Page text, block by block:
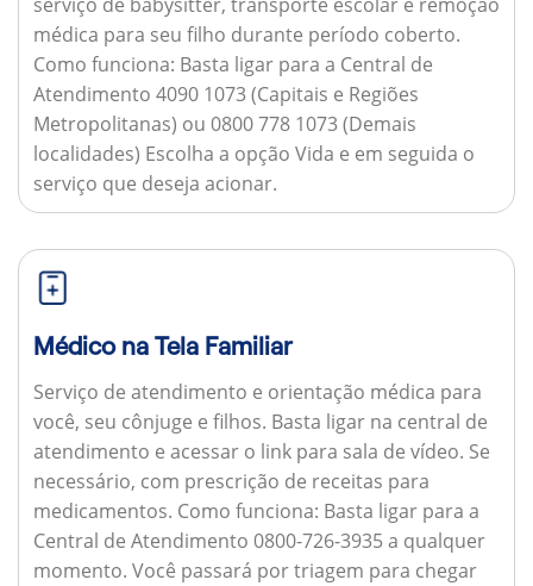
médica para seu filho durante período coberto.
Como funciona: Basta ligar para a Central de
Atendimento 4090 1073 (Capitais e Regiões
Metropolitanas) ou 0800 778 1073 (Demais
localidades) Escolha a opção Vida e em seguida o
serviço que deseja acionar.
Médico na Tela Familiar
Serviço de atendimento e orientação médica para
você, seu cônjuge e filhos. Basta ligar na central de
atendimento e acessar o link para sala de vídeo. Se
necessário, com prescrição de receitas para
medicamentos. Como funciona: Basta ligar para a
Central de Atendimento 0800-726-3935 a qualquer
momento. Você passará por triagem para chegar